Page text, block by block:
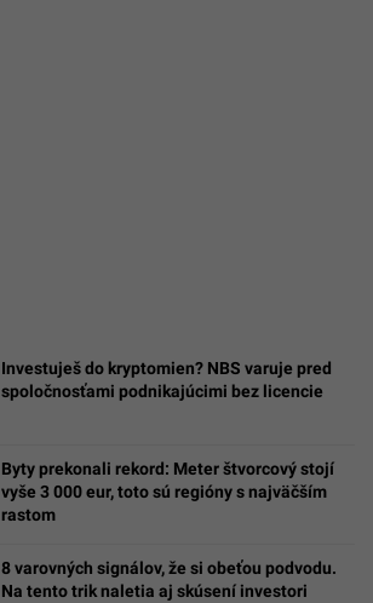
Investuješ do kryptomien? NBS varuje pred
spoločnosťami podnikajúcimi bez licencie
Byty prekonali rekord: Meter štvorcový stojí
vyše 3 000 eur, toto sú regióny s najväčším
rastom
8 varovných signálov, že si obeťou podvodu.
Na tento trik naletia aj skúsení investori